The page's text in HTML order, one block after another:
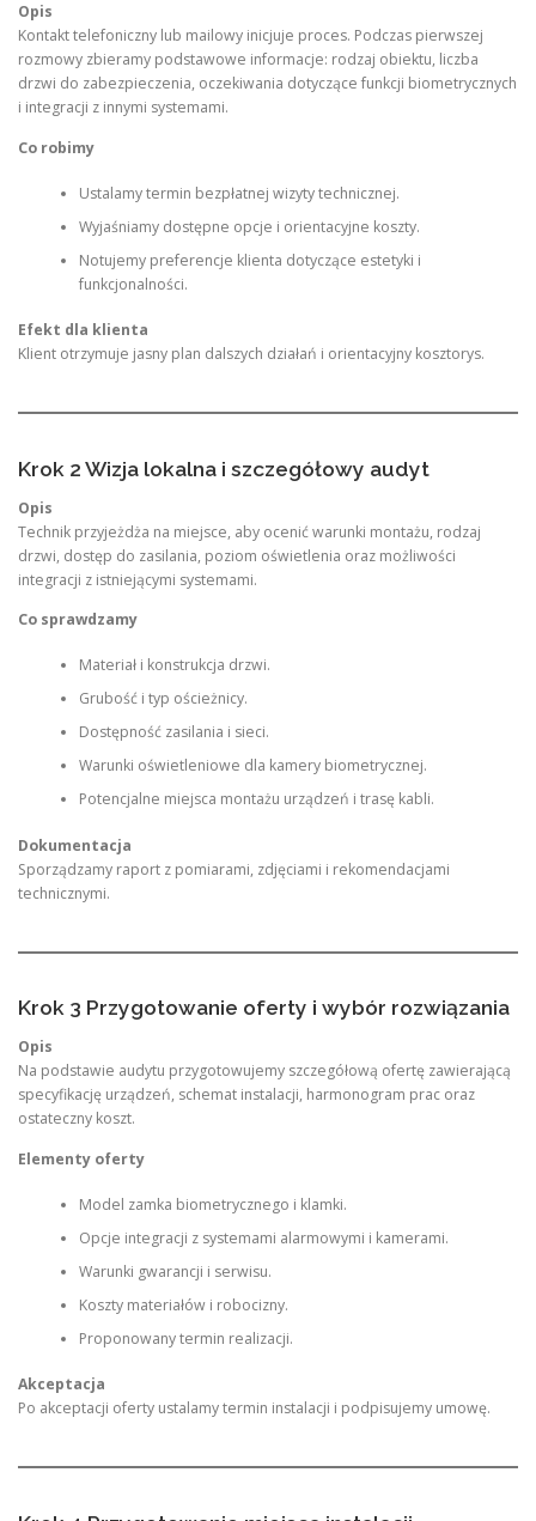
Opis
Kontakt telefoniczny lub mailowy inicjuje proces. Podczas pierwszej
rozmowy zbieramy podstawowe informacje: rodzaj obiektu, liczba
drzwi do zabezpieczenia, oczekiwania dotyczące funkcji biometrycznych
i integracji z innymi systemami.
Co robimy
Ustalamy termin bezpłatnej wizyty technicznej.
Wyjaśniamy dostępne opcje i orientacyjne koszty.
Notujemy preferencje klienta dotyczące estetyki i
funkcjonalności.
Efekt dla klienta
Klient otrzymuje jasny plan dalszych działań i orientacyjny kosztorys.
Krok 2 Wizja lokalna i szczegółowy audyt
Opis
Technik przyjeżdża na miejsce, aby ocenić warunki montażu, rodzaj
drzwi, dostęp do zasilania, poziom oświetlenia oraz możliwości
integracji z istniejącymi systemami.
Co sprawdzamy
Materiał i konstrukcja drzwi.
Grubość i typ ościeżnicy.
Dostępność zasilania i sieci.
Warunki oświetleniowe dla kamery biometrycznej.
Potencjalne miejsca montażu urządzeń i trasę kabli.
Dokumentacja
Sporządzamy raport z pomiarami, zdjęciami i rekomendacjami
technicznymi.
Krok 3 Przygotowanie oferty i wybór rozwiązania
Opis
Na podstawie audytu przygotowujemy szczegółową ofertę zawierającą
specyfikację urządzeń, schemat instalacji, harmonogram prac oraz
ostateczny koszt.
Elementy oferty
Model zamka biometrycznego i klamki.
Opcje integracji z systemami alarmowymi i kamerami.
Warunki gwarancji i serwisu.
Koszty materiałów i robocizny.
Proponowany termin realizacji.
Akceptacja
Po akceptacji oferty ustalamy termin instalacji i podpisujemy umowę.